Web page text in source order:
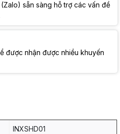
sẵn sàng hỗ trợ các vấn đề
được nhận được nhiều khuyến
INXSHD01